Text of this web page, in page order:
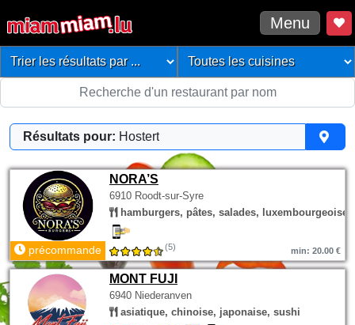
Menu
Résultats pour: Hostert
NORA’S
6910 Roodt-sur-Syre
hamburgers, pâtes, salades, luxembourgeoise
précommande (5) min: 20.00 €
MONT FUJI
6940 Niederanven
asiatique, chinoise, japonaise, sushi